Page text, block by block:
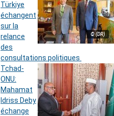
© (DR)
Türkiye
échangent
sur la
relance
des
consultations politiques
Tchad-
ONU:
Mahamat
Idriss Deby
échange